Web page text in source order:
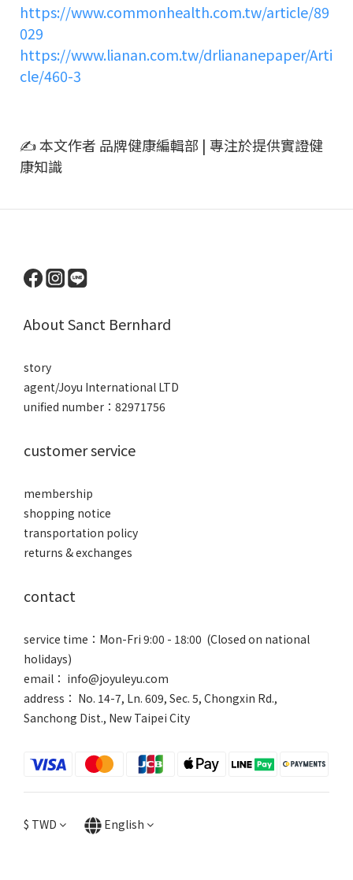
https://www.commonhealth.com.tw/article/89
029
https://www.lianan.com.tw/drliananepaper/Arti
cle/460-3
✍ 本文作者 品牌健康編輯部 | 專注於提供實證健
康知識
About Sanct Bernhard
story
agent/Joyu International LTD
unified number：82971756
customer service
membership
shopping notice
transportation policy
returns & exchanges
contact
service time：Mon-Fri 9:00 - 18:00 (Closed on national
holidays)
email： info@joyuleyu.com
address： No. 14-7, Ln. 609, Sec. 5, Chongxin Rd.,
Sanchong Dist., New Taipei City
$ TWD English